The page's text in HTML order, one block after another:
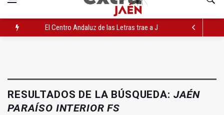
El Centro Andaluz de las Letras trae a Jaén al filósofo Omar
RESULTADOS DE LA BÚSQUEDA: JAÉN
PARAÍSO INTERIOR FS